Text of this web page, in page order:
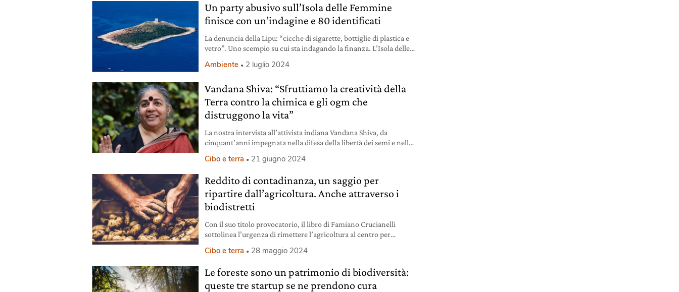
Un party abusivo sull’Isola delle Femmine
finisce con un’indagine e 80 identificati
La denuncia della Lipu: “cicche di sigarette, bottiglie di plastica e
vetro”. Uno scempio su cui sta indagando la finanza. L’Isola delle
Ambiente 2 luglio 2024
Vandana Shiva: “Sfruttiamo la creatività della
Terra contro la chimica e gli ogm che
distruggono la vita”
La nostra intervista all’attivista indiana Vandana Shiva, da
cinquant’anni impegnata nella difesa della libertà dei semi e nella
Cibo e terra 21 giugno 2024
Reddito di contadinanza, un saggio per
ripartire dall’agricoltura. Anche attraverso i
biodistretti
Con il suo titolo provocatorio, il libro di Famiano Crucianelli
sottolinea l’urgenza di rimettere l’agricoltura al centro per
alimentare e della coesione sociale.
Cibo e terra 28 maggio 2024
Le foreste sono un patrimonio di biodiversità:
queste tre startup se ne prendono cura